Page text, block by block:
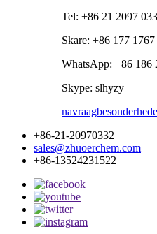
Tel: +86 21 2097
Skare: +86 177 1767
WhatsApp: +86 186
Skype: slhyzy
navraagbesonderhede
+86-21-20970332
sales@zhuoerchem.com
+86-13524231522